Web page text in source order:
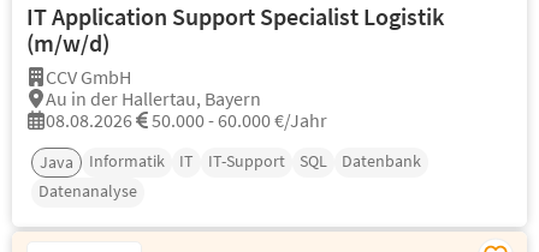
IT Application Support Specialist Logistik
(m/w/d)
CCV GmbH
Au in der Hallertau, Bayern
08.08.2026
50.000 - 60.000 €/Jahr
Java Informatik IT IT-Support SQL
Datenbank
Datenanalyse